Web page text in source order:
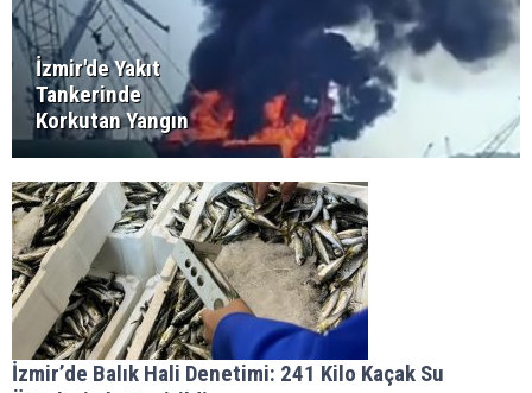
İzmir'de Yakıt
Tankerinde
Korkutan Yangın
İzmir’de Balık Hali Denetimi: 241 Kilo Kaçak Su